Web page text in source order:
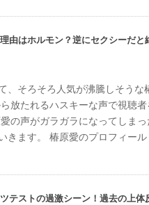
由はホルモン？逆にセクシーだと
、そろそろ人気が沸騰しそうな
放たれるハスキーな声で視聴者
の声がガラガラになってしまっ
きます。 椿原愛のプロフィール
テストの過激シーン！過去の上体